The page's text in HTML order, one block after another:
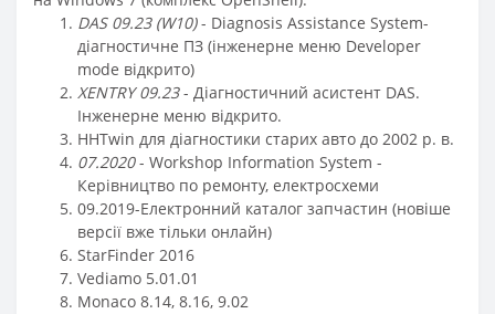
DAS 09.23 (W10)- Diagnosis Assistance System-
діагностичне ПЗ (інженерне меню Developer
mode відкрито)
XENTRY 09.23- Діагностичний асистент DAS.
Інженерне меню відкрито.
HHTwin для діагностики старих авто до 2002 р. в.
07.2020- Workshop Information System -
Керівництво по ремонту, електросхеми
09.2019-Електронний каталог запчастин (новіше
версії вже тільки онлайн)
StarFinder 2016
Vediamo 5.01.01
Monaco 8.14, 8.16, 9.02